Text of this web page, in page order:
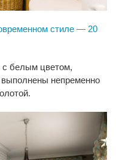
стиле — 20
с белым цветом,
непременно